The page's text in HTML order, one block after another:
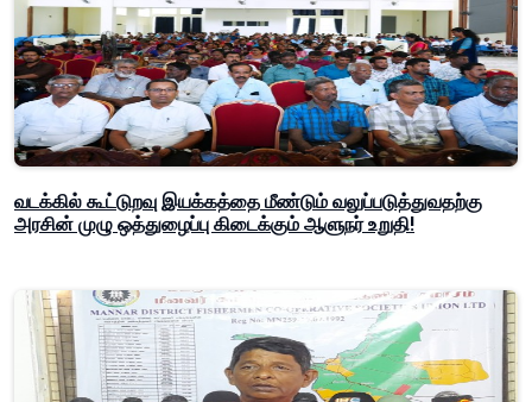
வடக்கில் கூட்டுறவு இயக்கத்தை மீண்டும் வலுப்படுத்துவதற்கு
அரசின் முழு ஒத்துழைப்பு கிடைக்கும் ஆளுநர் உறுதி!